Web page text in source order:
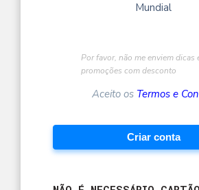
Mundial
Por favor, não me enviem dicas
promoções com desconto
Aceito os Termos e
Criar conta